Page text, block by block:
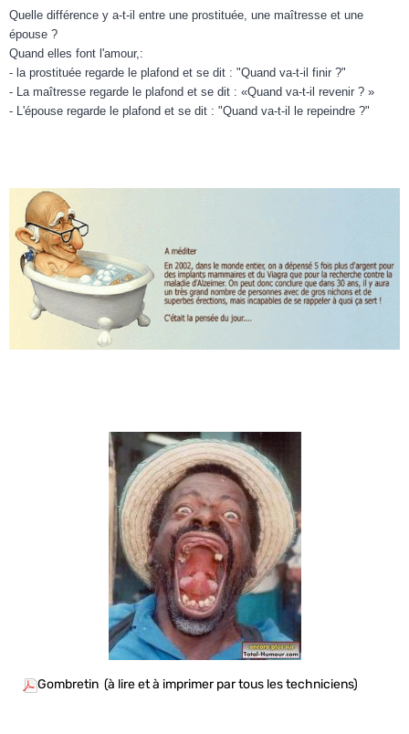
Quelle différence y a-t-il entre une prostituée, une maîtresse et une
épouse ?
Quand elles font l'amour,:
- la prostituée regarde le plafond et se dit : "Quand va-t-il finir ?"
- La maîtresse regarde le plafond et se dit : «Quand va-t-il revenir ? »
- L'épouse regarde le plafond et se dit : "Quand va-t-il le repeindre ?"
Gombretin (à lire et à imprimer par tous les techniciens)